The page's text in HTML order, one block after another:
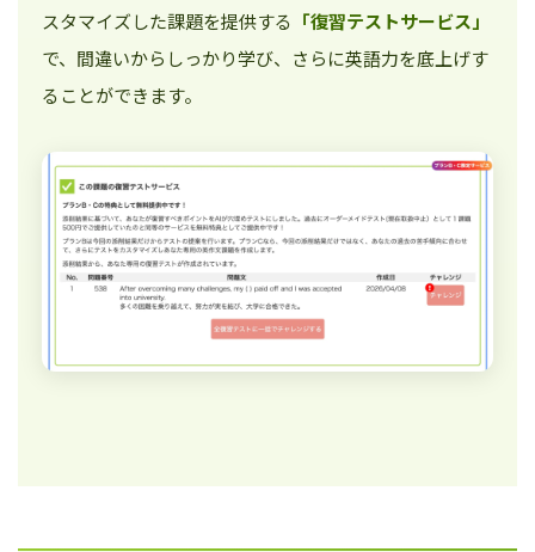
スタマイズした課題を提供する 「復習テストサービス」
で、間違いからしっかり学び、さらに英語力を底上げす
ることができます。